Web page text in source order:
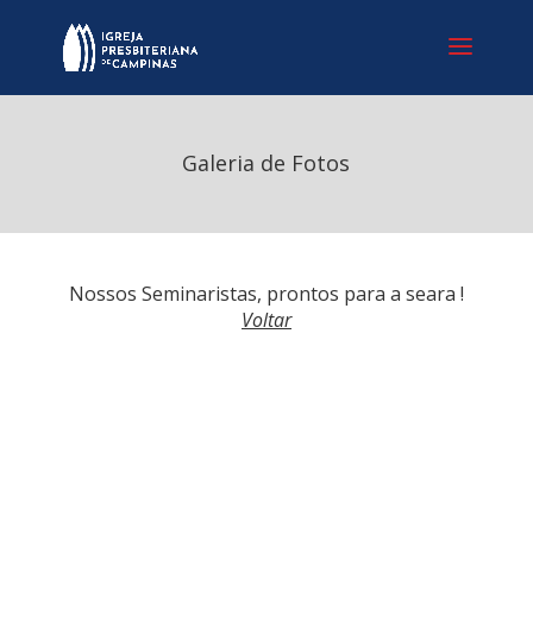
Galeria de Fotos
Nossos Seminaristas, prontos para a seara !
Voltar